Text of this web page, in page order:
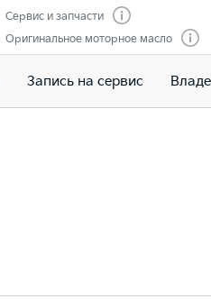
Сервис и запчасти
Оригинальное моторное масло
Запись на сервис